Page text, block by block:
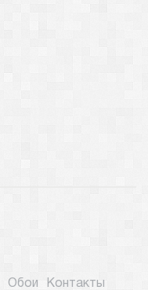
Обои Контакты